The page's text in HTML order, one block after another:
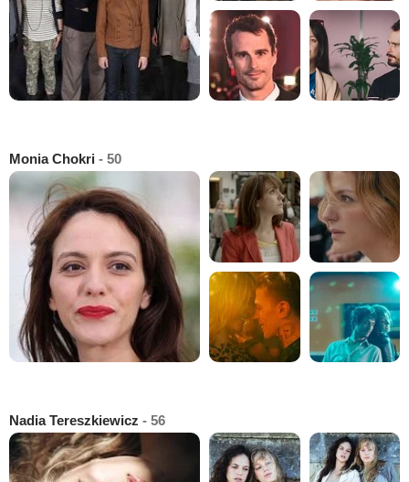
Monia Chokri - 50
Nadia Tereszkiewicz - 56